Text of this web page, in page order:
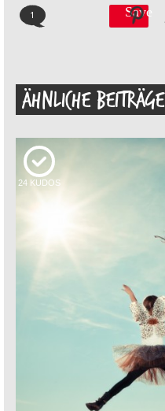
1 Save
ÄHNLICHE BEITRÄGE
24 KUDOS